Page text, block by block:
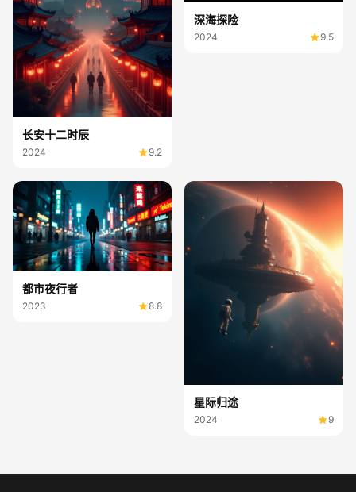
长安十二时辰
2024 9.2
深海探险
2024 9.5
都市夜行者
2023 8.8
星际归途
2024 9